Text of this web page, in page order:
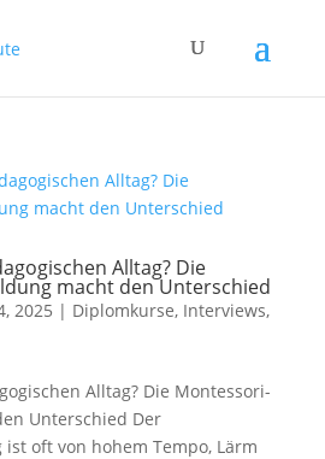
Alltag? Die
macht den Unterschied
2025 | Diplomkurse, Interviews,
Alltag? Die Montessori-
Unterschied Der
ist oft von hohem Tempo, Lärm